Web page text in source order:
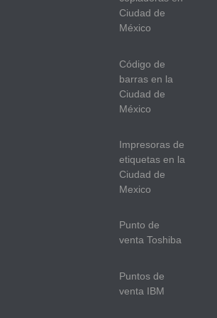
Ciudad de
México
Código de
barras en la
Ciudad de
México
Impresoras de
etiquetas en la
Ciudad de
Mexico
Punto de
venta Toshiba
Puntos de
venta IBM